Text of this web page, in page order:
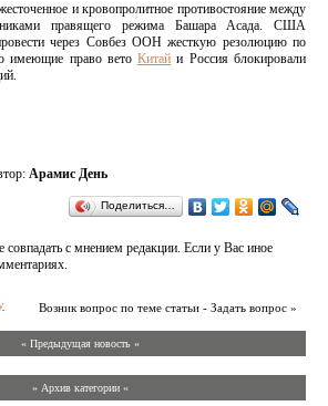
и кровопролитное противостояние между
правящего режима Башара Асада. США
через Совбез ООН жесткую резолюцию по
имеющие право ветоКитай и Россия блокировали
Арамис День
Поделиться…
с мнением редакции. Если у Вас иное
Возник вопрос по теме статьи - Задать вопрос »
« Предыдущая новость «
» Архив категории «